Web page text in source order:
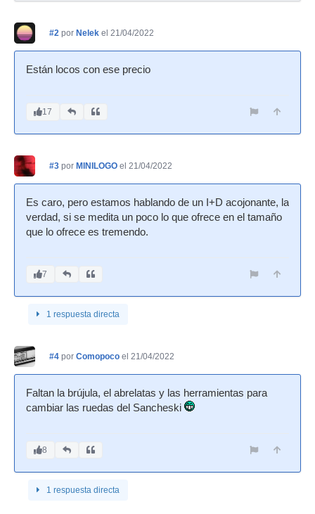
#2 por Nelek el 21/04/2022
Están locos con ese precio
17
#3 por MINILOGO el 21/04/2022
Es caro, pero estamos hablando de un I+D acojonante, la
verdad, si se medita un poco lo que ofrece en el tamaño
que lo ofrece es tremendo.
7
1 respuesta directa
#4 por Comopoco el 21/04/2022
Faltan la brújula, el abrelatas y las herramientas para
cambiar las ruedas del Sancheski
8
1 respuesta directa